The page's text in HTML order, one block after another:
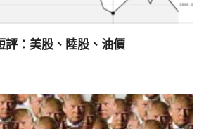
：美股、陸股、油價